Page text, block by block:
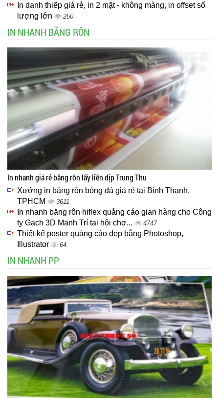
In danh thiếp giá rẻ, in 2 mặt - không màng, in offset số
lượng lớn
250
IN NHANH BĂNG RÔN
In nhanh giá rẻ băng rôn lấy liền dịp Trung Thu
Xưởng in băng rôn bóng đá giá rẻ tại Bình Thạnh,
TPHCM
3611
In nhanh băng rôn hiflex quảng cáo gian hàng cho Công
ty Gạch 3D Mạnh Trí tại hội chợ...
4747
Thiết kế poster quảng cáo đẹp bằng Photoshop,
Illustrator
64
IN NHANH PP